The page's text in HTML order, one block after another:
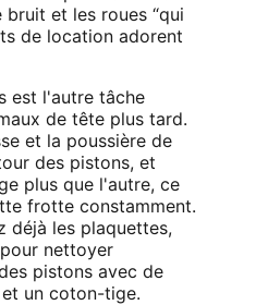
et les roues “qui
de location adorent
est l'autre tâche
de tête plus tard.
et la poussière de
des pistons, et
plus que l'autre, ce
frotte constamment.
déjà les plaquettes,
nettoyer
pistons avec de
un coton-tige.